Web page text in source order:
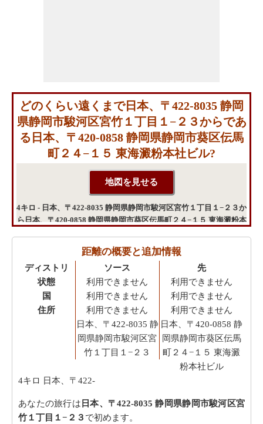
どのくらい遠くまで日本、〒422-8035 静岡
県静岡市駿河区宮竹１丁目１−２３からであ
る日本、〒420-0858 静岡県静岡市葵区伝馬
町２４−１５ 東海澱粉本社ビル?
4キロ - 日本、〒422-8035 静岡県静岡市駿河区宮竹１丁目１−２３か
ら日本、〒420-0858 静岡県静岡市葵区伝馬町２４−１５ 東海澱粉本
距離の概要と追加情報
ディストリ
状態
国
住所
ソース
利用できません
利用できません
利用できません
日本、〒422-8035 静
岡県静岡市駿河区宮
竹１丁目１−２３
先
利用できません
利用できません
利用できません
日本、〒420-0858 静
岡県静岡市葵区伝馬
町２４−１５ 東海澱
粉本社ビル
4キロ 日本、〒422-
あなたの旅行は 日本、〒422-8035 静岡県静岡市駿河区宮
竹１丁目１−２３ で初めます。